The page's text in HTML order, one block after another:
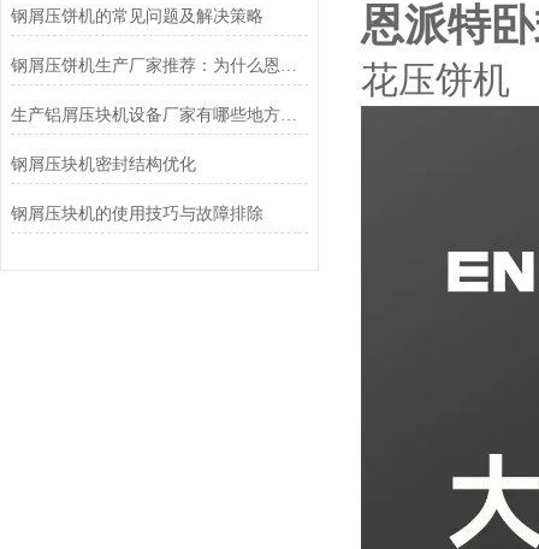
钢屑压饼机的常见问题及解决策略
钢屑压饼机生产厂家推荐：为什么恩派特是您值得信赖的选择？
生产铝屑压块机设备厂家有哪些地方？聚焦恩派特，高效环保的行业优选
钢屑压块机密封结构优化
钢屑压块机的使用技巧与故障排除
恩派特
花压饼机